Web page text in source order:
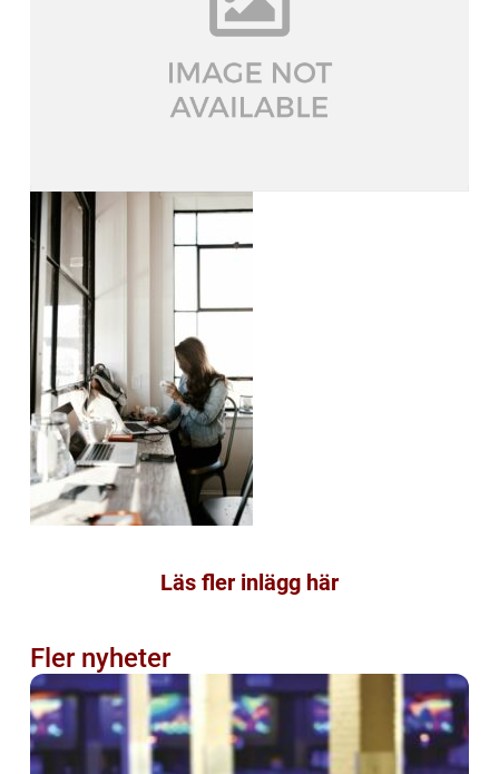
Läs fler inlägg här
Fler nyheter